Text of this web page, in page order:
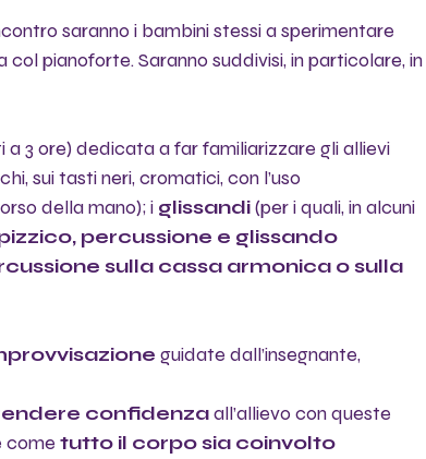
saranno i bambini stessi a sperimentare
pianoforte. Saranno suddivisi, in particolare, in
a 3 ore) dedicata a far familiarizzare gli allievi
sui tasti neri, cromatici, con l’uso
della mano); i glissandi (per i quali, in alcuni
percussione e glissando
sulla cassa armonica o sulla
guidate dall’insegnante,
confidenza all’allievo con queste
come tutto il corpo sia coinvolto